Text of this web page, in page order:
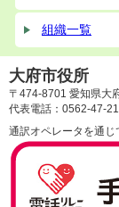
組織一覧
大府市役所
〒474-8701 愛知県大
代表電話：0562-47-
通訳オペレータを通じ